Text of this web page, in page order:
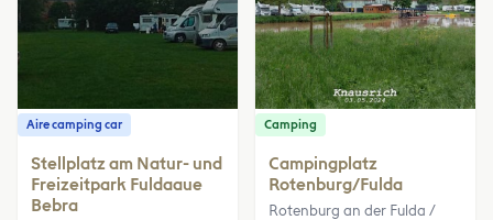
Aire camping car
Stellplatz am Natur- und
Freizeitpark Fuldaaue
Bebra
Camping
Campingplatz
Rotenburg/Fulda
Rotenburg an der Fulda /